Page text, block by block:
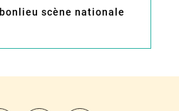
bonlieu scène nationale